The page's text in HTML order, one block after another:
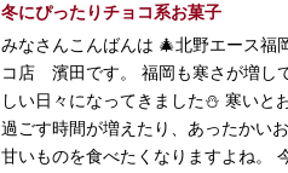
冬にぴったりチョコ系お菓子
みなさんこんばんは 🎄北野エース福
コ店 濱田です。 福岡も寒さが増し
しい日々になってきました⛄️ 寒いと
過ごす時間が増えたり、あったかい
甘いものを食べたくなりますよね。